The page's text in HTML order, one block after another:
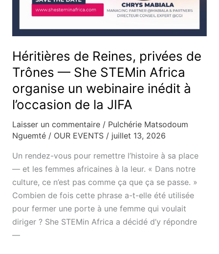
Héritières de Reines, privées de
Trônes — She STEMin Africa
organise un webinaire inédit à
l’occasion de la JIFA
Laisser un commentaire / Pulchérie Matsodoum
Nguemté / OUR EVENTS/ juillet 13, 2026
Un rendez-vous pour remettre l’histoire à sa place
— et les femmes africaines à la leur. « Dans notre
culture, ce n’est pas comme ça que ça se passe. »
Combien de fois cette phrase a-t-elle été utilisée
pour fermer une porte à une femme qui voulait
diriger ? She STEMin Africa a décidé d’y répondre
—
webinaire
inédit
de
la
JIFA